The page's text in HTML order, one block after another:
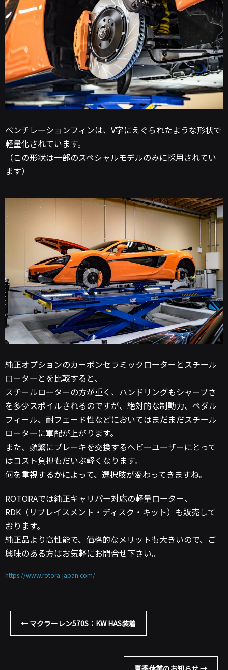
ベンチレーションフィンは、V字にえぐられたような形状で
軽量化されています。
（この形状は一部のスペシャルモデルのみに採用されてい
ます）
純正オプションのカーボンセラミックローターとスチール
ローターとを比較すると、
スチールローターの方が重く、ハンドリングもシャープさ
を多少スポイルされるのですが、絶対的な制動力、ペダル
フィール、耐フェード性などにおいてはまだまだスチール
ローターに軍配が上がります。
また、頻繁にブレーキを交換するヘビーユーザーにとって
はコスト負担もだいぶ軽くなります。
何を重視するかによって、選択肢が変わってきますね。
ROTORAでは純正キャリパー対応の軽量ローター、
RDK（リプレイスメント・ディスク・キット）も販売して
おります。
純正品より高性能で、価格的なメリットも大きいので、ご
興味のある方はお気軽にお問合せ下さい。
https://www.rotora-japan.com/
← マクラーレン570S：KW HAS装着